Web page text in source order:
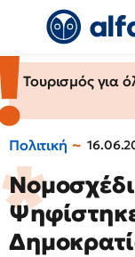
Τουρισμός για
Πολιτική